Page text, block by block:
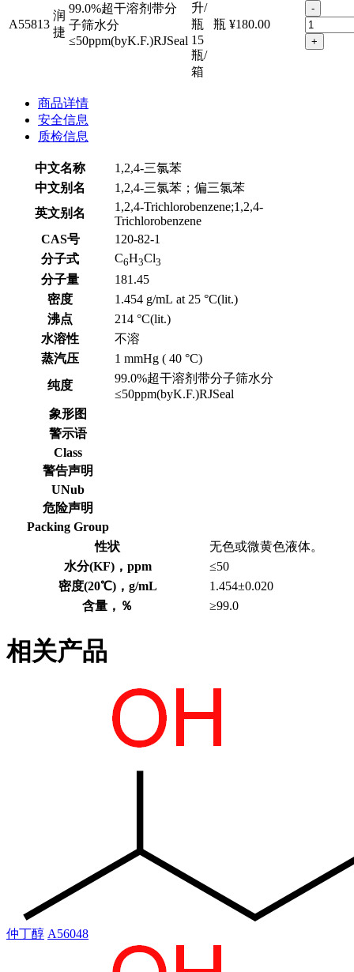
A55813
润
捷
99.0%超干溶剂带分
子筛水分
≤50ppm(byK.F.)RJSeal
升/
瓶
15
瓶/
箱
瓶 ¥180.00
-
+
商品详情
安全信息
质检信息
中文名称
1,2,4-三氯苯
中文别名
1,2,4-三氯苯；偏三氯苯
英文别名
1,2,4-Trichlorobenzene;1,2,4-
Trichlorobenzene
CAS号
120-82-1
分子式
C6H3Cl3
分子量
181.45
密度
1.454 g/mL at 25 °C(lit.)
沸点
214 °C(lit.)
水溶性
不溶
蒸汽压
1 mmHg ( 40 °C)
纯度
99.0%超干溶剂带分子筛水分
≤50ppm(byK.F.)RJSeal
象形图
警示语
Class
警告声明
UNub
危险声明
Packing Group
性状
无色或微黄色液体。
水分(KF)，ppm
≤50
密度(20℃)，g/mL
1.454±0.020
含量，％
≥99.0
相关产品
仲丁醇 A56048